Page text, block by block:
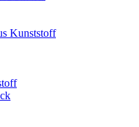
Kunststoff